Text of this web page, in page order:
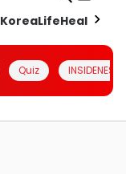
KoreaLifeHealth
Quiz INSIDENESIA